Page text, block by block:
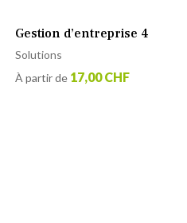
Gestion d’entreprise 4
Solutions
À partir de 17,00 CHF